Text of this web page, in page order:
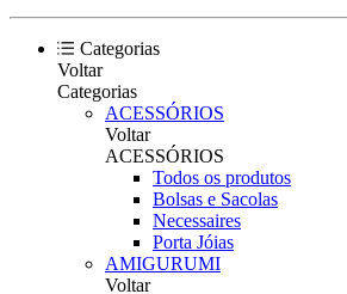
Categorias
Voltar
Categorias
ACESSÓRIOS
Voltar
ACESSÓRIOS
Todos os produtos
Bolsas e Sacolas
Necessaires
Porta Jóias
AMIGURUMI
Voltar